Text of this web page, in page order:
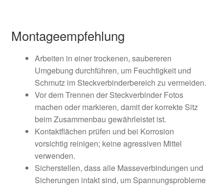
Montageempfehlung
Arbeiten in einer trockenen, saubereren
Umgebung durchführen, um Feuchtigkeit und
Schmutz im Steckverbinderbereich zu vermeiden.
Vor dem Trennen der Steckverbinder Fotos
machen oder markieren, damit der korrekte Sitz
beim Zusammenbau gewährleistet ist.
Kontaktflächen prüfen und bei Korrosion
vorsichtig reinigen; keine agressiven Mittel
verwenden.
Sicherstellen, dass alle Masseverbindungen und
Sicherungen intakt sind, um Spannungsprobleme